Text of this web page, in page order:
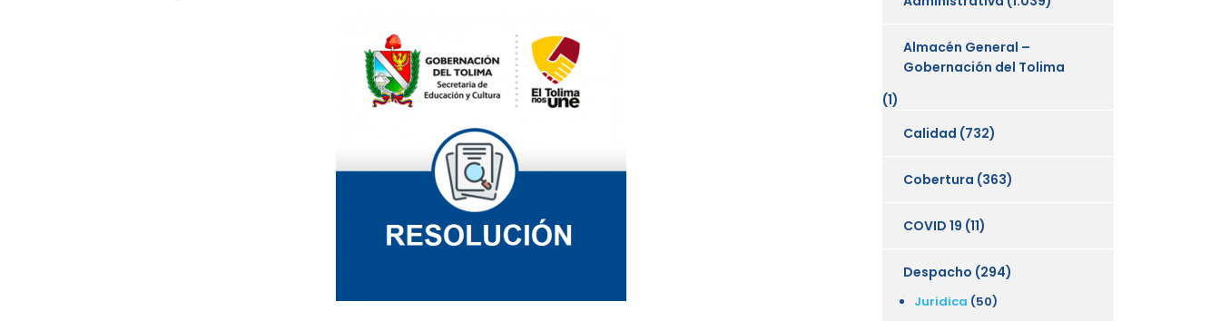
Almacén General –
Gobernación del Tolima
(1)
Calidad (732)
Cobertura (363)
COVID 19 (11)
Despacho (294)
Juridica (50)